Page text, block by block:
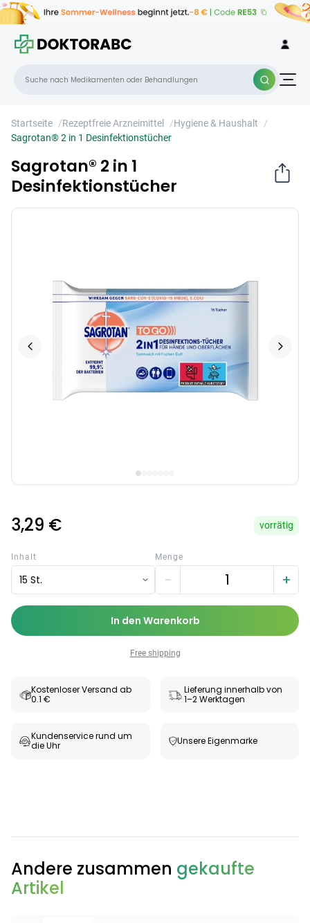
Testzentrum
Startseite /Rezeptfreie Arzneimittel /Hygiene & Haushalt
/
Sagrotan® 2 in 1 Desinfektionstücher
Sagrotan® 2 in 1
Desinfektionstücher
3,29 € vorrätig
Inhalt
15 St.
Menge
− +
In den Warenkorb
Free shipping
Kostenloser Versand ab
0.1 €
Lieferung innerhalb von
1–2 Werktagen
Kundenservice rund um
die Uhr
Unsere Eigenmarke
×
Andere zusammen gekaufte
Artikel